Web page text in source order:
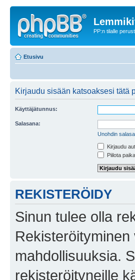
PP:n tilalle
Etusivu
Kirjaudu sisään katsoaksesi tätä
Käyttäjätunnus:
Salasana:
Unohdin
Kirjaudu
Piilota
REKISTERÖIDY
Sinun tulee olla
mahdollisuuksia.
rekisteröityneille